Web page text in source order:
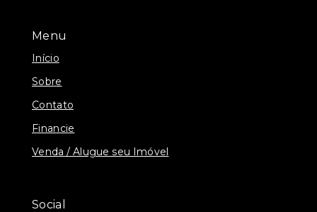
Menu
Início
Sobre
Contato
Financie
Venda / Alugue seu Imóvel
Social